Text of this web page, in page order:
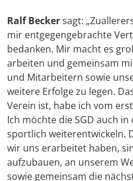
Ralf Beckersagt:
mir entgegengebrachte
bedanken. Mir macht es
arbeiten und gemeinsam
und Mitarbeitern sowie
weitere Erfolge zu legen.
Verein ist, habe ich vom
Ich möchte die SGD auch
sportlich weiterentwickeln.
wir uns erarbeitet haben,
aufzubauen, an unserem
sowie gemeinsam die